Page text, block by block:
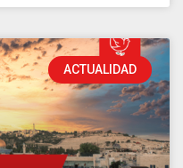
ACTUALIDAD